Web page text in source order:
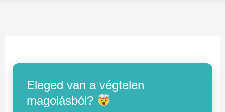
Eleged van a végtelen
magolásból?